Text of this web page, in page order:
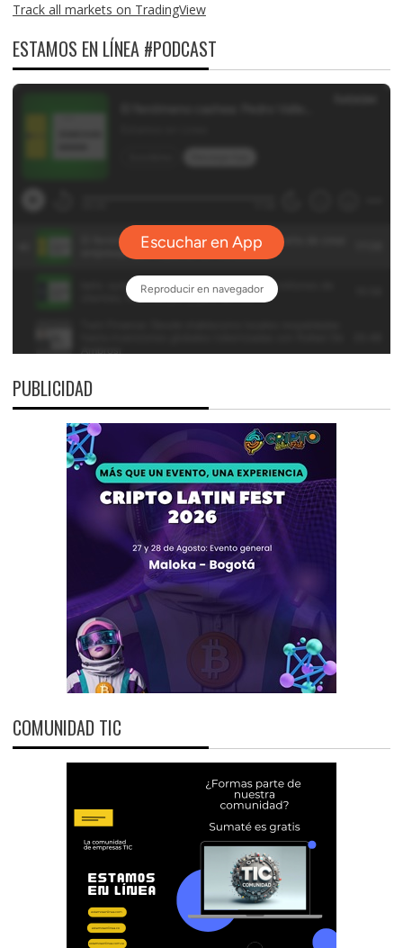
Track all markets on TradingView
ESTAMOS EN LÍNEA #PODCAST
PUBLICIDAD
COMUNIDAD TIC